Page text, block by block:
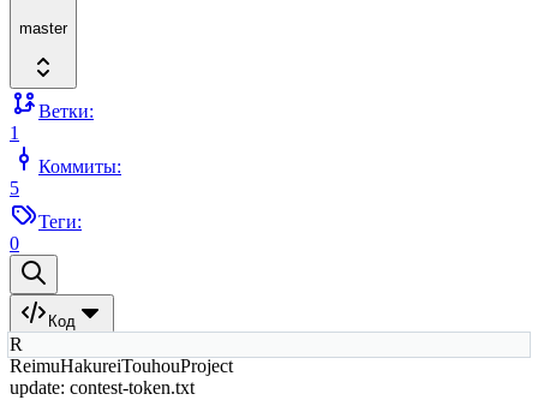
master
Ветки:
1
Коммиты:
5
Теги:
0
Код
R
ReimuHakureiTouhouProject
update: contest-token.txt